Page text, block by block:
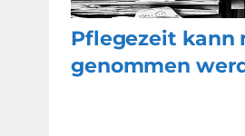
Pflegezeit kann
genommen